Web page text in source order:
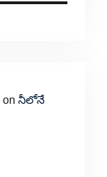
on నీలోనే